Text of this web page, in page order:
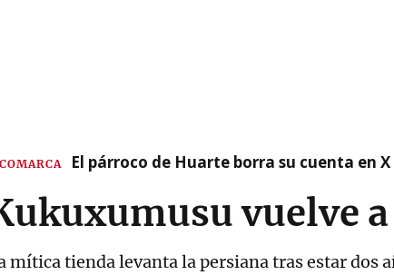
COMARCA El párroco de Huarte borra su cuenta en
vuelve
mítica tienda levanta la persiana tras estar dos